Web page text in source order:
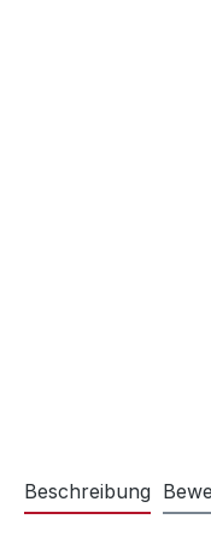
Beschreibung